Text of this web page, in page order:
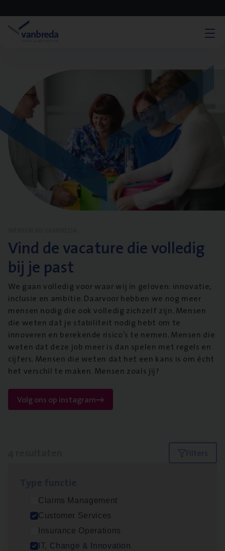
Vind de vacature die volledig
bij je past
We gaan volledig voor waar wij in geloven: innovatie,
inclusie en ambitie. Daarvoor hebben we nog meer
mensen nodig die ook volledig zichzelf zijn. Mensen
die weten dat je stabiliteit nodig hebt om te
innoveren en berekende risico’s te nemen. Mensen die
weten dat deze job meer is dan spelen met regels en
cijfers. Mensen die weten dat het een kans is om écht
het verschil te maken. Mensen zoals jij?
Volg ons op instagram
Filters
Claims Management
Customer Services
Insurance Operations
IT, Change & Innovation
Busi­ness Analyst
IT, Change & Innovation
Antwerpen